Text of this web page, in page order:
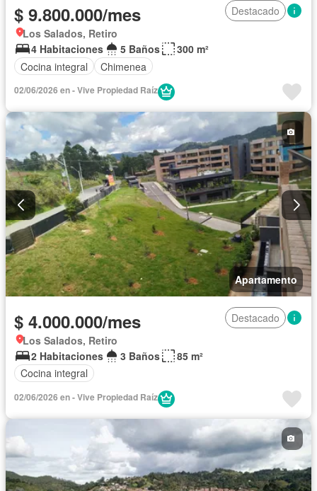
$ 9.800.000/mes
Destacado
Los Salados, Retiro
4 Habitaciones
5 Baños
300 m²
Cocina integral
Chimenea
02/06/2026 en - Vive Propiedad Raíz
Apartamento
$ 4.000.000/mes
Destacado
Los Salados, Retiro
2 Habitaciones
3 Baños
85 m²
Cocina integral
02/06/2026 en - Vive Propiedad Raíz